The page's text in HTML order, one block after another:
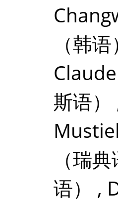
（韩语）
斯语）
（瑞典
语）
,